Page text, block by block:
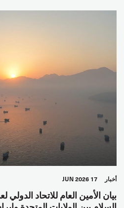
أخبار 17 JUN 2026
بيان الأمين العام للاتحاد